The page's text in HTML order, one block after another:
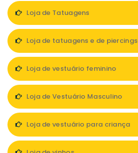
Loja de Tatuagens
Loja de tatuagens e de piercings
Loja de vestuário feminino
Loja de Vestuário Masculino
Loja de vestuário para criança